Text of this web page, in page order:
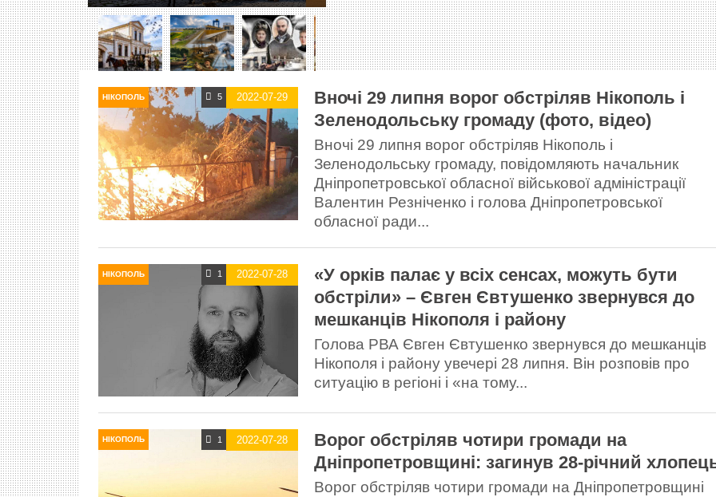
НІКОПОЛЬ 2022-07-29
5
Вночі 29 липня ворог обстріляв Нікополь і
Зеленодольську громаду (фото, відео)
Вночі 29 липня ворог обстріляв Нікополь і
Зеленодольську громаду, повідомляють начальник
Дніпропетровської обласної військової адміністрації
Валентин Резніченко і голова Дніпропетровської
обласної ради...
НІКОПОЛЬ 2022-07-28
1
«У орків палає у всіх сенсах, можуть бути
обстріли» – Євген Євтушенко звернувся до
мешканців Нікополя і району
Голова РВА Євген Євтушенко звернувся до мешканців
Нікополя і району увечері 28 липня. Він розповів про
ситуацію в регіоні і «на тому...
НІКОПОЛЬ 2022-07-28
1
Ворог обстріляв чотири громади на
Дніпропетровщині: загинув 28-річний
Ворог обстріляв чотири громади на Дніпропетровщині